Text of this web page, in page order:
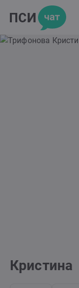
Кристина